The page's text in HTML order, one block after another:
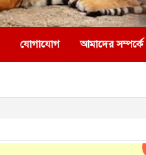
যোগাযোগ আমাদের সম্পর্কে